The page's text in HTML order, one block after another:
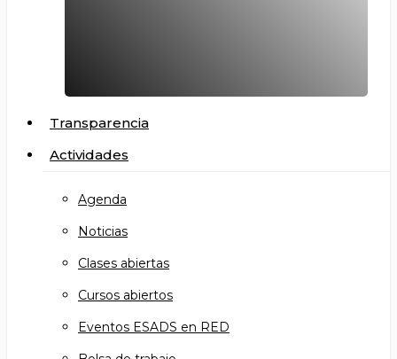
Transparencia
Actividades
Agenda
Noticias
Clases abiertas
Cursos abiertos
Eventos ESADS en RED